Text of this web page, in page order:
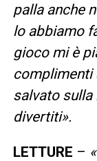
palla anche
lo abbiamo
gioco mi è
complimenti
salvato sulla
divertiti».
LETTURE –